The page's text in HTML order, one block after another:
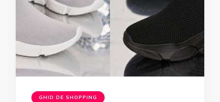
GHID DE SHOPPING